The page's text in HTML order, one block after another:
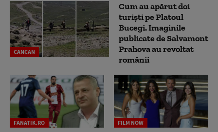
CANCAN
Cum au apărut doi
turiști pe Platoul
Bucegi. Imaginile
publicate de Salvamont
Prahova au revoltat
românii
FANATIK.RO FILM NOW